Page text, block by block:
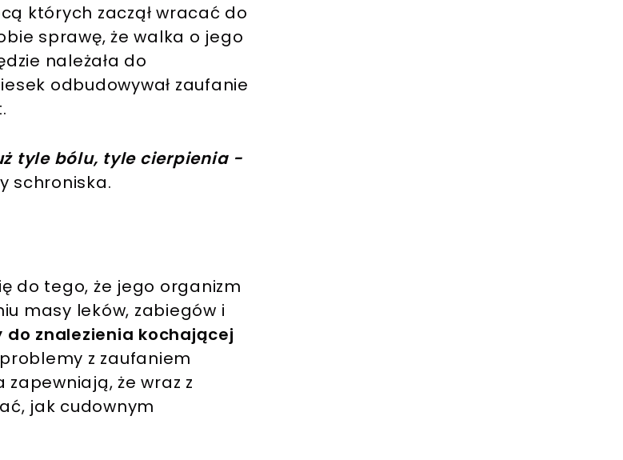
których zaczął wracać do
sprawę, że walka o jego
należała do
odbudowywał zaufanie
tyle bólu, tyle cierpienia -
schroniska.
do tego, że jego organizm
masy leków, zabiegów i
do znalezienia kochającej
z zaufaniem
że wraz z
jak cudownym